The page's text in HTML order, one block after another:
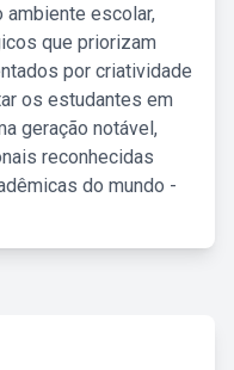
escolar,
que priorizam
por criatividade
os estudantes em
geração notável,
reconhecidas
do mundo -